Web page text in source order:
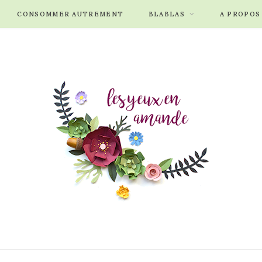
CONSOMMER AUTREMENT BLABLAS A PROPOS